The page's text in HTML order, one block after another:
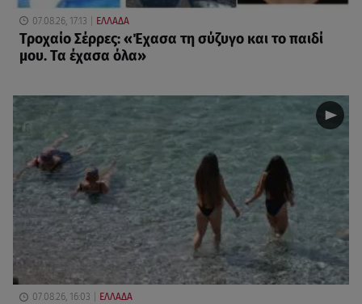
07.08.26, 17:13 ΕΛΛΑΔΑ
Τροχαίο Σέρρες: «Έχασα τη σύζυγο και το παιδί
μου. Τα έχασα όλα»
07.08.26, 16:03 ΕΛΛΑΔΑ